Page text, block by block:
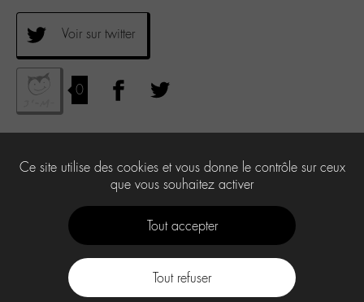
Voir sur twitter
0
Ce site utilise des cookies et vous donne le contrôle sur ceux
que vous souhaitez activer
Tout accepter
Tout refuser